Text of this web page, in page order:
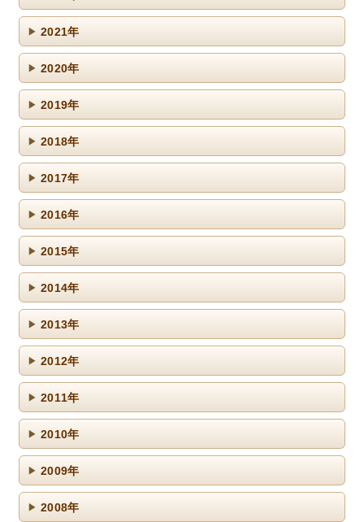
2021年
2020年
2019年
2018年
2017年
2016年
2015年
2014年
2013年
2012年
2011年
2010年
2009年
2008年